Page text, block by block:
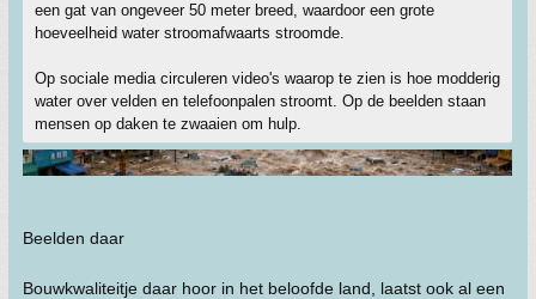
een gat van ongeveer 50 meter breed, waardoor een grote
hoeveelheid water stroomafwaarts stroomde.
Op sociale media circuleren video's waarop te zien is hoe modderig
water over velden en telefoonpalen stroomt. Op de beelden staan ​​
mensen op daken te zwaaien om hulp.
Beelden daar
Bouwkwaliteitje daar hoor in het beloofde land, laatst ook al een